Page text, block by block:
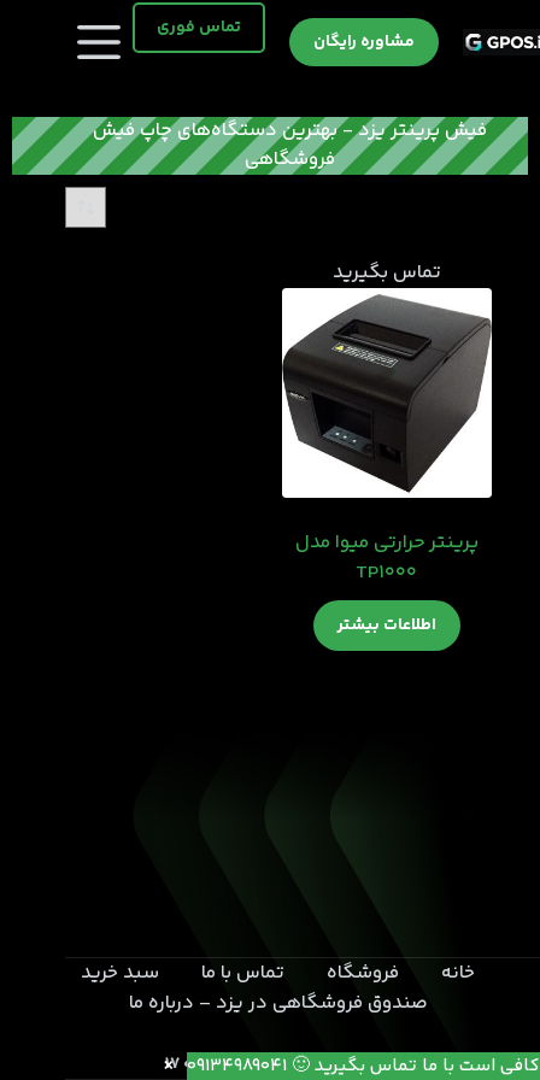
کافی است با ما تماس بگیرید 🙂 09134989041
به
مشاوره رایگان
تماس فوری
فیش پرینتر یزد - بهترین دستگاه‌های چاپ فیش
فروشگاهی
تماس بگیرید
پرینتر حرارتی میوا مدل
TP1000
اطلاعات بیشتر
خانه فروشگاه تماس با ما
سبد خرید
صندوق فروشگاهی در یزد – درباره ما
یزد- بلوار خامنه ای- انتهای کوچه 17